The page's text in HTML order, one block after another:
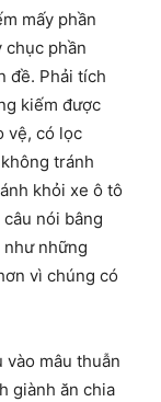
mấy phần
chục phần
đề. Phải tích
kiếm được
vệ, có lọc
tránh
khỏi xe ô tô
nói bâng
những
vì chúng có
mâu thuẫn
giành ăn chia